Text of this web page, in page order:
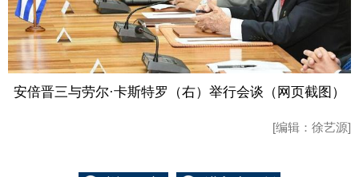
安倍晋三与劳尔·卡斯特罗（右）举行会谈（网页截图）
[编辑：徐艺源]